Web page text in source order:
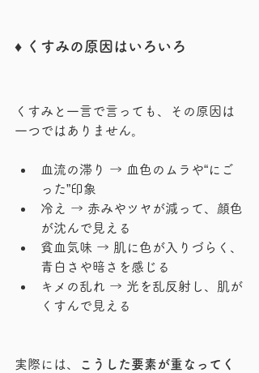
♦︎ くすみの原因はいろいろ
くすみと一言で言っても、その原因は
一つではありません。
血流の滞り → 血色のムラや“にご
った”印象
冷え → 赤みやツヤが減って、顔色
が沈んで見える
貧血気味 → 肌に色が入りづらく、
青白さや暗さを感じる
キメの乱れ → 光を乱反射し、肌が
くすんで見える
実際には、
こうした要素が重なってく